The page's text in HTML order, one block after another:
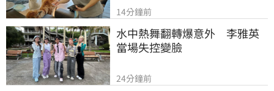
14分鐘前
水中熱舞翻轉爆意外　李雅英
當場失控變臉
24分鐘前